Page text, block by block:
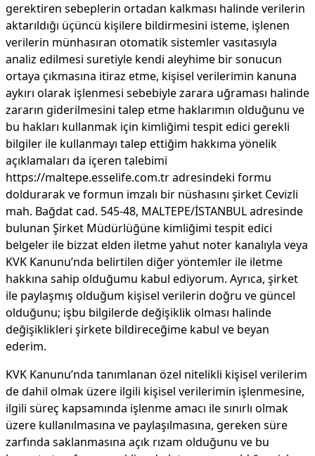
gerektiren sebeplerin ortadan kalkması halinde verilerin
aktarıldığı üçüncü kişilere bildirmesini isteme, işlenen
verilerin münhasıran otomatik sistemler vasıtasıyla
analiz edilmesi suretiyle kendi aleyhime bir sonucun
ortaya çıkmasına itiraz etme, kişisel verilerimin kanuna
aykırı olarak işlenmesi sebebiyle zarara uğraması halinde
zararın giderilmesini talep etme haklarımın olduğunu ve
bu hakları kullanmak için kimliğimi tespit edici gerekli
bilgiler ile kullanmayı talep ettiğim hakkıma yönelik
açıklamaları da içeren talebimi
https://maltepe.esselife.com.tr adresindeki formu
doldurarak ve formun imzalı bir nüshasını şirket Cevizli
mah. Bağdat cad. 545-48, MALTEPE/İSTANBUL adresinde
bulunan Şirket Müdürlüğüne kimliğimi tespit edici
belgeler ile bizzat elden iletme yahut noter kanalıyla veya
KVK Kanunu’nda belirtilen diğer yöntemler ile iletme
hakkına sahip olduğumu kabul ediyorum. Ayrıca, şirket
ile paylaşmış olduğum kişisel verilerin doğru ve güncel
olduğunu; işbu bilgilerde değişiklik olması halinde
değişiklikleri şirkete bildireceğime kabul ve beyan
ederim.
KVK Kanunu’nda tanımlanan özel nitelikli kişisel verilerim
de dahil olmak üzere ilgili kişisel verilerimin işlenmesine,
ilgili süreç kapsamında işlenme amacı ile sınırlı olmak
üzere kullanılmasına ve paylaşılmasına, gereken süre
zarfında saklanmasına açık rızam olduğunu ve bu